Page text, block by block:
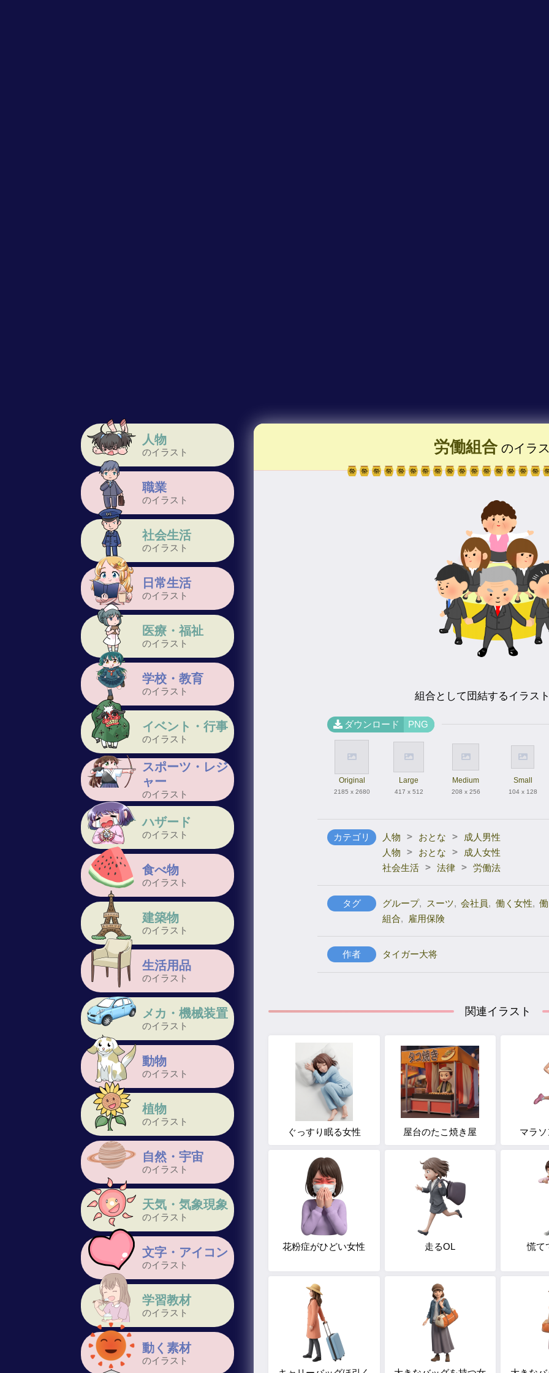
人物
のイラスト
職業
のイラスト
社会生活
のイラスト
日常生活
のイラスト
医療・福祉
のイラスト
学校・教育
のイラスト
イベント・行事
のイラスト
スポーツ・レジ
ャー
のイラスト
ハザード
のイラスト
食べ物
のイラスト
建築物
のイラスト
生活用品
のイラスト
メカ・機械装置
のイラスト
動物
のイラスト
植物
のイラスト
自然・宇宙
のイラスト
天気・気象現象
のイラスト
文字・アイコン
のイラスト
学習教材
のイラスト
動く素材
のイラスト
労働組合のイラ
組合として団結するイラス
ダウンロード PNG
Original
2185 x 2680
Large
417 x 512
Medium
208 x 256
Small
104 x 128
カテゴリ 人物 > おとな >
成人男性
人物
> おとな >
成人女性
社会生活 > 法律 > 労働法
タグ グループ, スーツ, 会社員, 働く女性,
組合, 雇用保険
作者 タイガー大将
関連イラスト
ぐっすり眠る女性 屋台のたこ焼き屋 マラ
花粉症がひどい女性 走るOL 慌て